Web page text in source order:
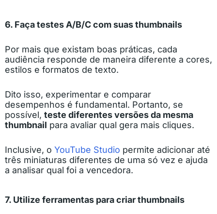
6. Faça testes A/B/C com suas thumbnails
Por mais que existam boas práticas, cada
audiência responde de maneira diferente a cores,
estilos e formatos de texto.
Dito isso, experimentar e comparar
desempenhos é fundamental. Portanto, se
possível, teste diferentes versões da mesma
thumbnail para avaliar qual gera mais cliques.
Inclusive, o YouTube Studio permite adicionar até
três miniaturas diferentes de uma só vez e ajuda
a analisar qual foi a vencedora.
7. Utilize ferramentas para criar thumbnails